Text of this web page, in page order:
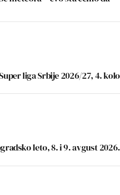
liga Srbije 2026/27, 4. kolo
leto, 8. i 9. avgust 2026.